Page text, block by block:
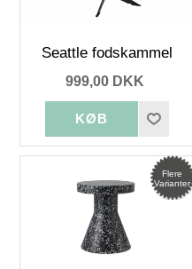
Seattle fodskammel
999,00 DKK
Flere
Varianter